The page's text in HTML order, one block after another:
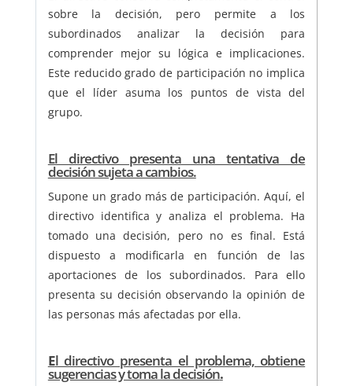
sobre la decisión, pero permite a los
subordinados analizar la decisión para
comprender mejor su lógica e implicaciones.
Este reducido grado de participación no implica
que el líder asuma los puntos de vista del
grupo.
El directivo presenta una tentativa de
decisión sujeta a cambios.
Supone un grado más de participación. Aquí, el
directivo identifica y analiza el problema. Ha
tomado una decisión, pero no es final. Está
dispuesto a modificarla en función de las
aportaciones de los subordinados. Para ello
presenta su decisión observando la opinión de
las personas más afectadas por ella.
El directivo presenta el problema, obtiene
sugerencias y toma la decisión.